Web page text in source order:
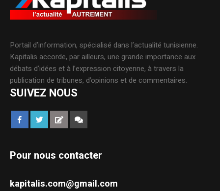
Portail d’information, spécialisé dans l’actualité tunisienne.
Kapitalis accorde, par ailleurs, une grande importance aux
débats d’idées et à l’expression citoyenne, à travers la
publication de tribunes, d’opinions et de commentaires.
SUIVEZ NOUS
Pour nous contacter
kapitalis.com@gmail.com